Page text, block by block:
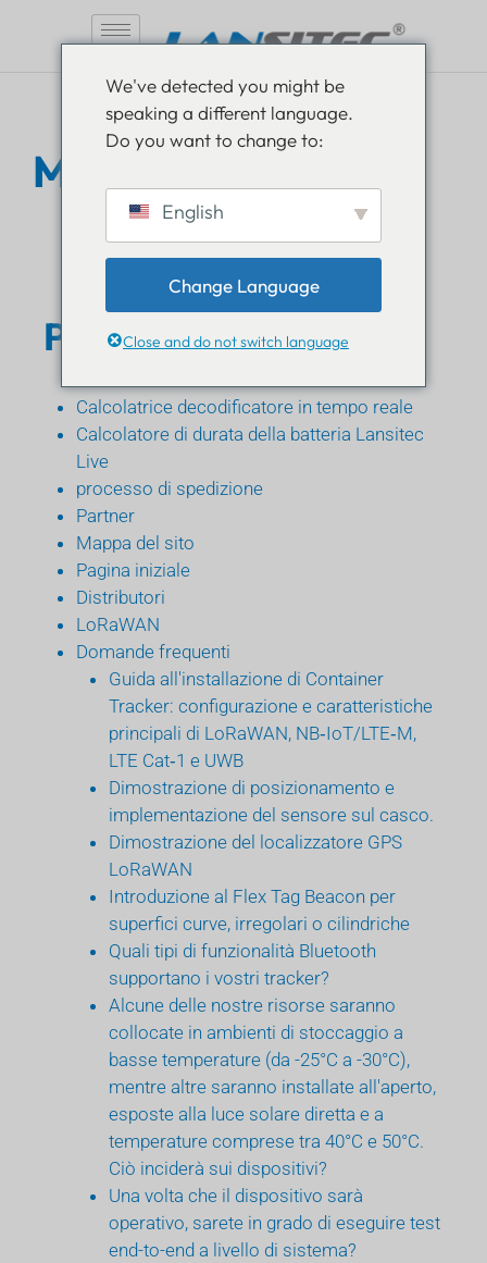
Mappa del sito
Pagine
Calcolatrice decodificatore in tempo reale
Calcolatore di durata della batteria Lansitec
Live
processo di spedizione
Partner
Mappa del sito
Pagina iniziale
Distributori
LoRaWAN
Domande frequenti
Guida all'installazione di Container
Tracker: configurazione e caratteristiche
principali di LoRaWAN, NB‑IoT/LTE‑M,
LTE Cat‑1 e UWB
Dimostrazione di posizionamento e
implementazione del sensore sul casco.
Dimostrazione del localizzatore GPS
LoRaWAN
Introduzione al Flex Tag Beacon per
superfici curve, irregolari o cilindriche
Quali tipi di funzionalità Bluetooth
supportano i vostri tracker?
Alcune delle nostre risorse saranno
collocate in ambienti di stoccaggio a
basse temperature (da -25°C a -30°C),
mentre altre saranno installate all'aperto,
esposte alla luce solare diretta e a
temperature comprese tra 40°C e 50°C.
Ciò inciderà sui dispositivi?
Una volta che il dispositivo sarà
operativo, sarete in grado di eseguire test
end-to-end a livello di sistema?
We've detected you might be
speaking a different language.
Do you want to change to:
English
Change Language
Close and do not switch language